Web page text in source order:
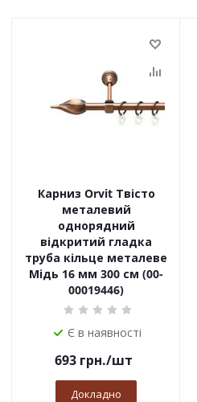
Карниз Orvit Твісто
металевий
однорядний
відкритий гладка
труба кільце металеве
Мідь 16 мм 300 см (00-
00019446)
Є в наявності
693грн./шт
Докладно